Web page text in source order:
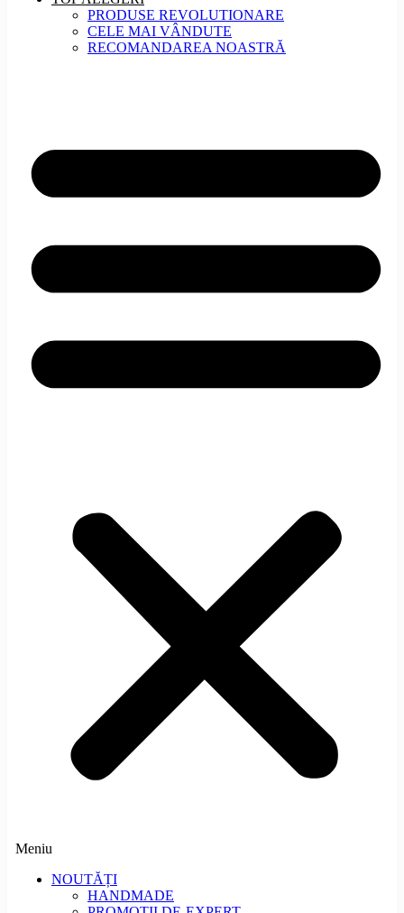
PRODUSE REVOLUTIONARE
CELE MAI VÂNDUTE
RECOMANDAREA NOASTRĂ
Meniu
NOUTĂȚI
HANDMADE